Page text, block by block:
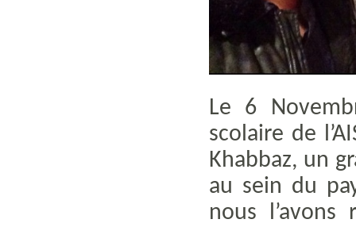
Le 6
scolaire de
Khabbaz, un
au sein du
nous l’avons